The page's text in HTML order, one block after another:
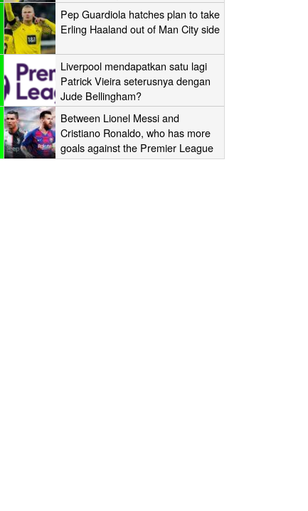
Pep Guardiola hatches plan to take
Erling Haaland out of Man City side
Liverpool mendapatkan satu lagi
Patrick Vieira seterusnya dengan
Jude Bellingham?
Between Lionel Messi and
Cristiano Ronaldo, who has more
goals against the Premier League
‘Big Six’?